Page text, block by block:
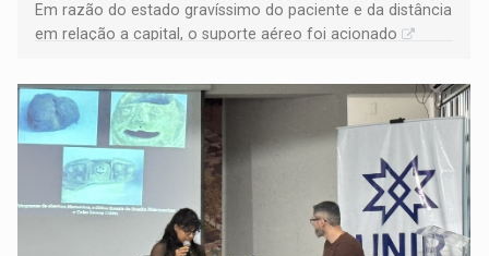
Em razão do estado gravíssimo do paciente e da distância
em relação a capital, o suporte aéreo foi acionado